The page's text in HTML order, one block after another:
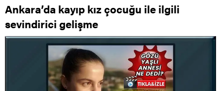
Ankara’da kayıp kız çocuğu ile ilgili
sevindirici gelişme